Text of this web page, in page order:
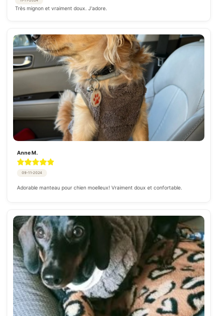
Très mignon et vraiment doux. J'adore.
Anne M.
09-11-2024
Adorable manteau pour chien moelleux! Vraiment doux et confortable.